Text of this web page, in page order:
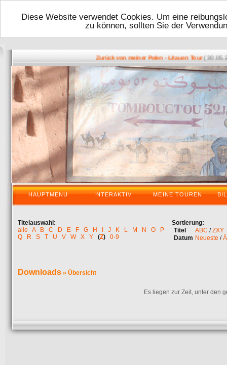
Diese Website verwendet Cookies. Um eine
zu können, sollten Sie der
Zurück von meiner Polen - Litauen Tour(
HAUPTMENU INTERAKTIV MEINE TOUREN
Titelauswahl:
alle
A B C D E F G H J K L M N O
P
Q
R S T U V W X Y (Z) 0-9
Sortierung:
Titel
ABC /ZXY
Datum Neueste /
Downloads » Übersicht
Es liegen zur Zeit, unter den